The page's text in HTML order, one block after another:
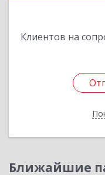
Клиентов на
Ближайшие